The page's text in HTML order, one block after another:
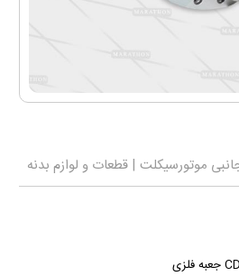
موتورسیکلت | قطعات و لوازم بدنه